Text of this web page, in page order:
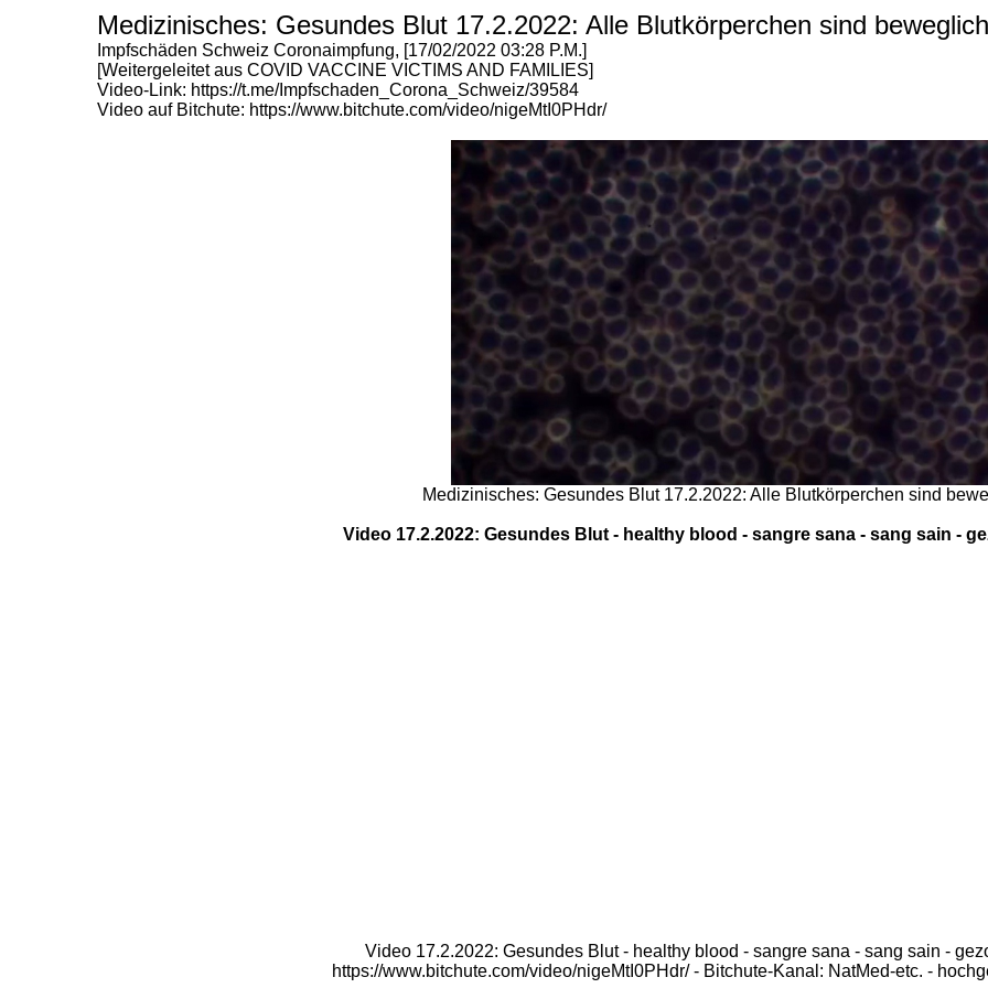
Medizinisches: Gesundes Blut 17.2.2022: Alle Blutkörperchen sind beweglich
Impfschäden Schweiz Coronaimpfung, [17/02/2022 03:28 P.M.]
[Weitergeleitet aus COVID VACCINE VICTIMS AND FAMILIES]
Video-Link: https://t.me/Impfschaden_Corona_Schweiz/39584
Video auf Bitchute: https://www.bitchute.com/video/nigeMtI0PHdr/
Medizinisches: Gesundes Blut 17.2.2022: Alle Blutkörperchen sind
Video 17.2.2022: Gesundes Blut - healthy blood - sangre sana - sang sain -
Video 17.2.2022: Gesundes Blut - healthy blood - sangre sana - sang sain -
https://www.bitchute.com/video/nigeMtI0PHdr/ - Bitchute-Kanal: NatMed-etc. -